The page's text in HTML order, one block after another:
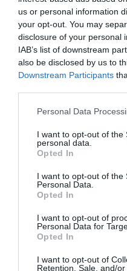
us or personal information
your opt-out. You may
disclosure of your personal
IAB’s list of downstream
also be disclosed by us to
Downstream Participants
Personal Data
I want to opt-out of the
personal data.
Opted In
I want to opt-out of the
Personal Data.
Opted In
I want to opt-out of
Personal Data for
Opted In
I want to opt-out of
Retention, Sale, and/
ENEMIES
NÃO
ONDE VER E
Share This Post: 0
Deixe um
O seu endereço de email
obrigatórios marcados
Comentário*